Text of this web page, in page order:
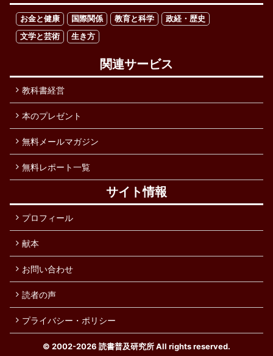
お金と健康 国際関係 教育と科学
政経・歴史
文学と芸術
生き方
関連サービス
教科書経営
本のプレゼント
無料メールマガジン
無料レポート一覧
サイト情報
プロフィール
献本
お問い合わせ
読者の声
プライバシー・ポリシー
© 2002-2026 読書普及研究所 All rights reserved.